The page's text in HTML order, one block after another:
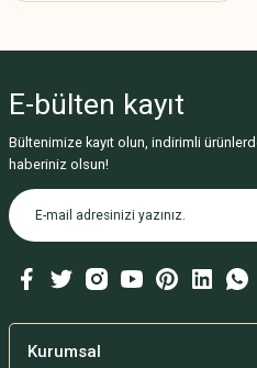
E-bülten kayıt
Bültenimize kayıt olun, indirimli
haberiniz olsun!
Kurumsal